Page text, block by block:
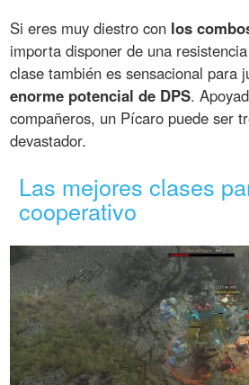
Si eres muy diestro con los
importa disponer de una
clase también es sensacional para
enorme potencial de DPS.
compañeros, un Pícaro puede ser
devastador.
Las mejores clases
cooperativo